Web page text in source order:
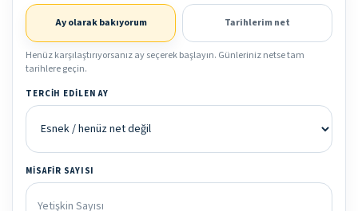
Ay olarak bakıyorum Tarihlerim net
Henüz karşılaştırıyorsanız ay seçerek başlayın. Günleriniz netse tam
tarihlere geçin.
TERCIH EDILEN AY
MISAFIR SAYISI